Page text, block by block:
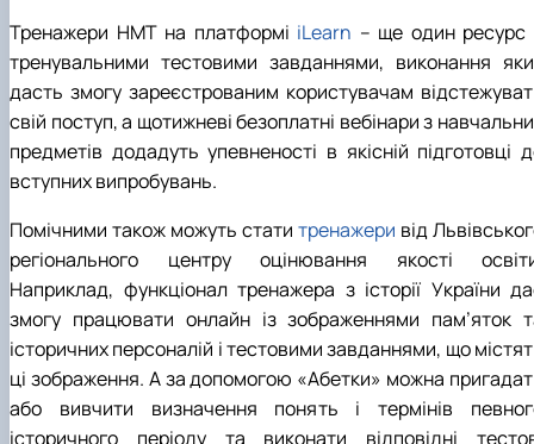
Тренажери НМТ на платформі iLearn – ще один ресурс
тренувальними тестовими завданнями, виконання
дасть змогу зареєстрованим користувачам
свій поступ, а щотижневі безоплатні вебінари з
предметів додадуть упевненості в якісній підготовці
вступних випробувань.
Помічними також можуть стати тренажери від
регіонального центру оцінювання якості
Наприклад, функціонал тренажера з історії України
змогу працювати онлайн із зображеннями пам’яток
історичних персоналій і тестовими завданнями, що
ці зображення. А за допомогою «Абетки» можна
або вивчити визначення понять і термінів
історичного періоду та виконати відповідні